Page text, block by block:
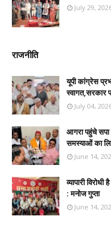
July 29,
राजनीति
यूपी कांग्रेस
स्वागत,सरकार
July 04,
आगरा पहुंचे सपा
समस्याओं का
June 14,
व्यापारी
: मनोज गुप्ता
June 14,